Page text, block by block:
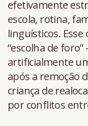
efetivamente
escola, rotina,
linguísticos.
“escolha de
artificialmente
após a remoção
criança de
por conflitos